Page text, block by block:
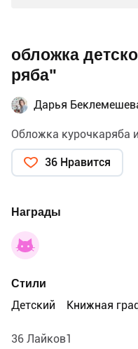
обложка
ряба"
Дарья
Обложка курочкаряба
36 Нравится
Награды
Стили
Детский
Книжная
36 Лайков1